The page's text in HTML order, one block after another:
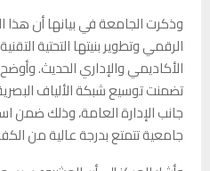
وذكرت الجامعة في بيانها أن
الرقمي وتطوير بنيتها التحتية
الأكاديمي والإداري الحديث.
تضمنت توسيع شبكة الألياف
جانب الإدارة العامة، وذلك ضمن
جامعية تتمتع بدرجة عالية من